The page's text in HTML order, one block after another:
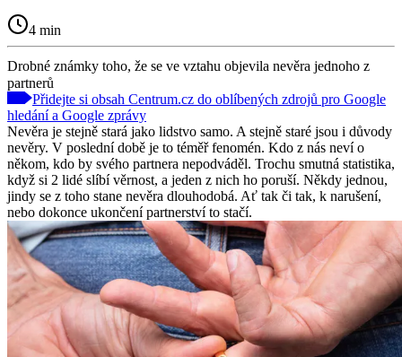
4 min
Drobné známky toho, že se ve vztahu objevila nevěra jednoho z
partnerů
Přidejte si obsah Centrum.cz do oblíbených zdrojů pro Google
hledání a Google zprávy
Nevěra je stejně stará jako lidstvo samo. A stejně staré jsou i důvody
nevěry. V poslední době je to téměř fenomén. Kdo z nás neví o
někom, kdo by svého partnera nepodváděl. Trochu smutná statistika,
když si 2 lidé slíbí věrnost, a jeden z nich ho poruší. Někdy jednou,
jindy se z toho stane nevěra dlouhodobá. Ať tak či tak, k narušení,
nebo dokonce ukončení partnerství to stačí.